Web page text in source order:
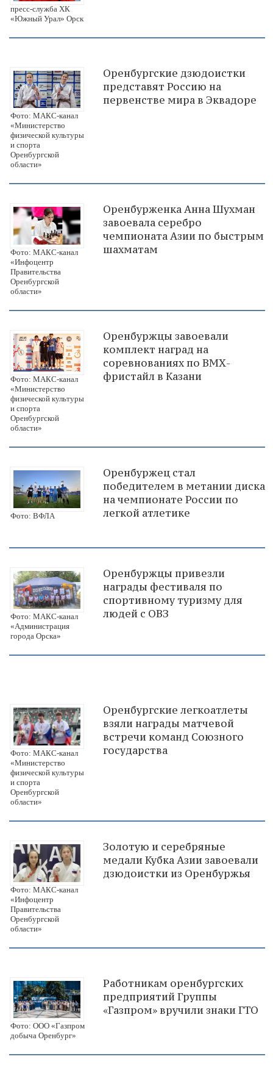
пресс-служба ХК
«Южный Урал» Орск
Фото: МАКС-канал
«Министерство
физической культуры
и спорта
Оренбургской
области»
Оренбургские дзюдоистки
представят Россию на
первенстве мира в Эквадоре
Фото: МАКС-канал
«Инфоцентр
Правительства
Оренбургской
области»
Оренбурженка Анна Шухман
завоевала серебро
чемпионата Азии по быстрым
шахматам
Фото: МАКС-канал
«Министерство
физической культуры
и спорта
Оренбургской
области»
Оренбуржцы завоевали
комплект наград на
соревнованиях по ВМХ-
фристайл в Казани
Фото: ВФЛА
Оренбуржец стал
победителем в метании диска
на чемпионате России по
легкой атлетике
Фото: МАКС-канал
«Администрация
города Орска»
Оренбуржцы привезли
награды фестиваля по
спортивному туризму для
людей с ОВЗ
Фото: МАКС-канал
«Министерство
физической культуры
и спорта
Оренбургской
области»
Оренбургские легкоатлеты
взяли награды матчевой
встречи команд Союзного
государства
Фото: МАКС-канал
«Инфоцентр
Правительства
Оренбургской
области»
Золотую и серебряные
медали Кубка Азии завоевали
дзюдоистки из Оренбуржья
Фото: ООО «Газпром
добыча Оренбург»
Работникам оренбургских
предприятий Группы
«Газпром» вручили знаки ГТО